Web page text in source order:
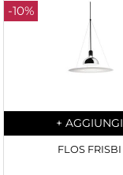
-10%
Quantità
+ AGGIUNGI
FLOS FRISBI